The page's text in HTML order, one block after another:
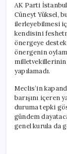
AK Parti
Cüneyt Yüksel,
ilerleyebilmesi
kendisini
önergeye
önergenin
milletvekillerinin
yapılamadı.
Meclis’in
barışını içeren
duruma tepki
gündem
genel kurula da